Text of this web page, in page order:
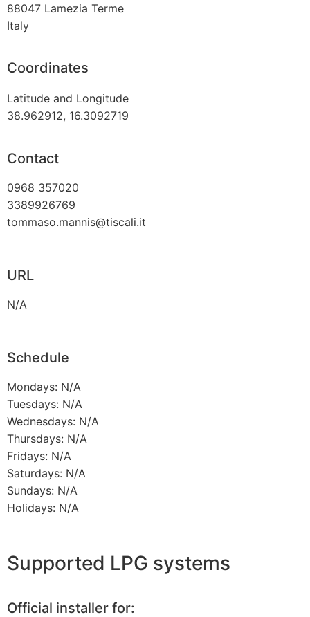
88047 Lamezia Terme
Italy
Coordinates
Latitude and Longitude
38.962912, 16.3092719
Contact
0968 357020
3389926769
tommaso.mannis@tiscali.it
URL
N/A
Schedule
Mondays: N/A
Tuesdays: N/A
Wednesdays: N/A
Thursdays: N/A
Fridays: N/A
Saturdays: N/A
Sundays: N/A
Holidays: N/A
Supported LPG systems
Official installer for: